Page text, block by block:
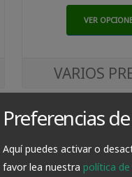
VER
VARIOS
Preferencias
Aquí puedes activar o
favor lea nuestra política